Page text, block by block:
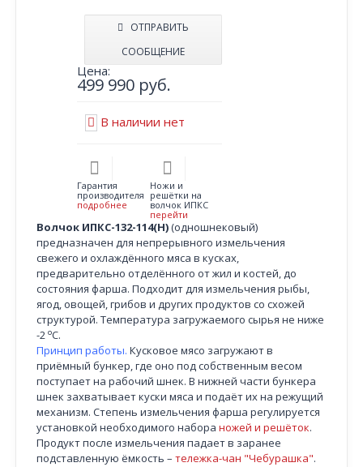
ОТПРАВИТЬ
СООБЩЕНИЕ
Цена:
499 990 руб.
В наличии нет
Гарантия
производителя
подробнее
Ножи и
решётки на
волчок ИПКС
перейти
Волчок ИПКС-132-114(Н)(одношнековый)
предназначен для непрерывного измельчения
свежего и охлаждённого мяса в кусках,
предварительно отделённого от жил и костей, до
состояния фарша. Подходит для измельчения рыбы,
ягод, овощей, грибов и других продуктов со схожей
структурой. Температура загружаемого сырья не ниже
-2 оС.
Принцип работы. Кусковое мясо загружают в
приёмный бункер, где оно под собственным весом
поступает на рабочий шнек. В нижней части бункера
шнек захватывает куски мяса и подаёт их на режущий
механизм. Степень измельчения фарша регулируется
установкой необходимого набора ножей и решёток.
Продукт после измельчения падает в заранее
подставленную ёмкость – тележка-чан "Чебурашка".